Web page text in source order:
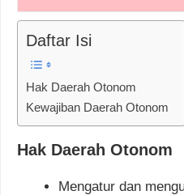
Daftar Isi
Hak Daerah Otonom
Kewajiban Daerah Otonom
Hak Daerah Otonom
Mengatur dan